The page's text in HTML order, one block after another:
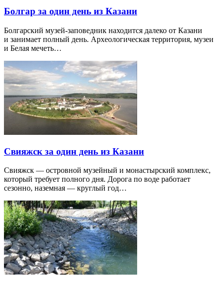
Болгар за один день из Казани
Болгарский музей-заповедник находится далеко от Казани
и занимает полный день. Археологическая территория, музеи
и Белая мечеть…
Свияжск за один день из Казани
Свияжск — островной музейный и монастырский комплекс,
который требует полного дня. Дорога по воде работает
сезонно, наземная — круглый год…